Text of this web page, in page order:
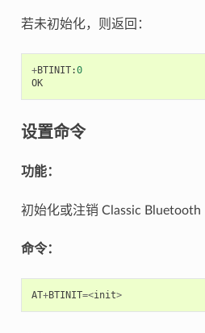
若未初始化，则返回：
+BTINIT:0
OK
设置命令
功能：
初始化或注销 Classic Bluetooth
命令：
AT+BTINIT=<init>